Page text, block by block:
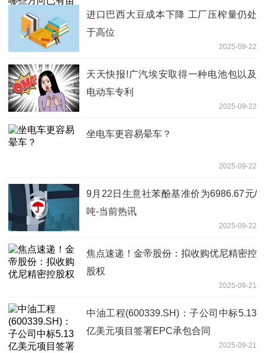
进口巴西大豆成本下降 工厂压榨量仍处
于高位
2025-09-22
天天快报!广汽埃安取得一种电池包以及
电动车专利
2025-09-22
坐电车更容易晕车？
2025-09-22
9月22日生意社苯酚基准价为6986.67元/
吨-当前热讯
2025-09-22
焦点速递！金帝股份：拟收购优尼精密控
股权
2025-09-21
中油工程(600339.SH)：子公司中标5.13
亿美元项目签署EPC承包合同
2025-09-21